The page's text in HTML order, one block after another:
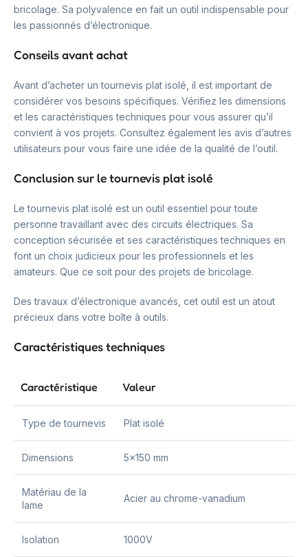
bricolage. Sa polyvalence en fait un outil indispensable pour
les passionnés d’électronique.
Conseils avant achat
Avant d’acheter un tournevis plat isolé, il est important de
considérer vos besoins spécifiques. Vérifiez les dimensions
et les caractéristiques techniques pour vous assurer qu’il
convient à vos projets. Consultez également les avis d’autres
utilisateurs pour vous faire une idée de la qualité de l’outil.
Conclusion sur le tournevis plat isolé
Le tournevis plat isolé est un outil essentiel pour toute
personne travaillant avec des circuits électriques. Sa
conception sécurisée et ses caractéristiques techniques en
font un choix judicieux pour les professionnels et les
amateurs. Que ce soit pour des projets de bricolage.
Des travaux d’électronique avancés, cet outil est un atout
précieux dans votre boîte à outils.
Caractéristiques techniques
Caractéristique Valeur
Type de tournevis Plat isolé
Dimensions 5×150 mm
Matériau de la
lame
Acier au chrome-vanadium
Isolation 1000V